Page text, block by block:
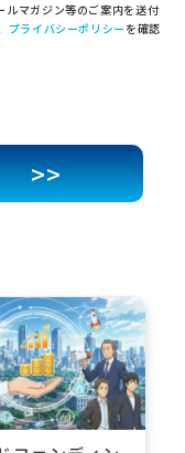
ルマガジン等のご案内を送付
プライバシーポリシー を確認
>>